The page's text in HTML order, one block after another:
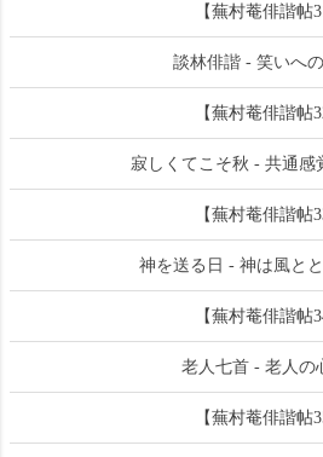
【蕪村菴俳諧帖
談林俳諧 - 笑いへ
【蕪村菴俳諧帖
寂しくてこそ秋 - 共通感
【蕪村菴俳諧帖
神を送る日 - 神は風と
【蕪村菴俳諧帖
老人七首 - 老人の
【蕪村菴俳諧帖